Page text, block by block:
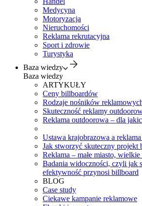
Medycyna
Motoryzacja
Nieruchomości
Reklama rekrutacyjna
Sport i zdrowie
Turystyka
Baza wiedzy
Baza wiedzy
ARTYKUŁY
Ceny billboardów
Rodzaje nośników
Skuteczność reklamy
Reklama outdoorowa – dla
Ustawa krajobrazowa a
Jak stworzyć skuteczny projekt
Reklama – małe miasto,
Badania widoczności, czyli jak
efektywność przynosi billboard
BLOG
Case study
Ciekawe kampanie reklamowe